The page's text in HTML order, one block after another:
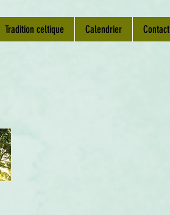
Tradition celtique Calendrier Contact